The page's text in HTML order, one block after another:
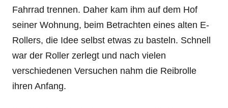
Fahrrad trennen. Daher kam ihm auf dem Hof
seiner Wohnung, beim Betrachten eines alten E-
Rollers, die Idee selbst etwas zu basteln. Schnell
war der Roller zerlegt und nach vielen
verschiedenen Versuchen nahm die Reibrolle
ihren Anfang.